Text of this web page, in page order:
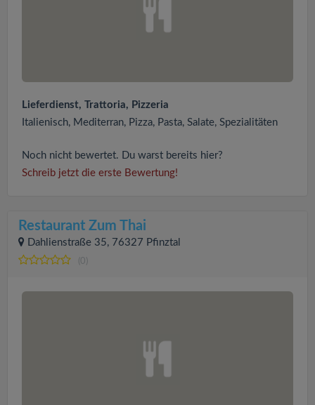
Lieferdienst, Trattoria, Pizzeria
Italienisch, Mediterran, Pizza, Pasta, Salate, Spezialitäten
Noch nicht bewertet. Du warst bereits hier?
Schreib jetzt die erste Bewertung!
Restaurant Zum Thai
Dahlienstraße 35, 76327 Pfinztal
(0)